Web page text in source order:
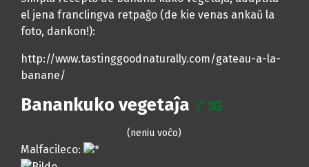
el jena franclingva retpaĝo (de kie venas ankaŭ la
foto, dankon!):
http://www.tastinggoodnaturally.com/gateau-a-la-
banane/
Banankuko vegetaĵa
(neniu voĉo)
Malfacileco: